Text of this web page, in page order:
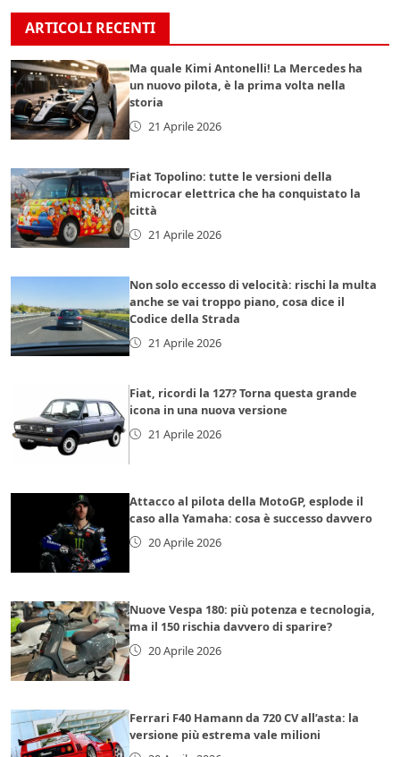
ARTICOLI RECENTI
Ma quale Kimi Antonelli! La Mercedes ha
un nuovo pilota, è la prima volta nella
storia
21 Aprile 2026
Fiat Topolino: tutte le versioni della
microcar elettrica che ha conquistato la
città
21 Aprile 2026
Non solo eccesso di velocità: rischi la multa
anche se vai troppo piano, cosa dice il
Codice della Strada
21 Aprile 2026
Fiat, ricordi la 127? Torna questa grande
icona in una nuova versione
21 Aprile 2026
Attacco al pilota della MotoGP, esplode il
caso alla Yamaha: cosa è successo davvero
20 Aprile 2026
Nuove Vespa 180: più potenza e tecnologia,
ma il 150 rischia davvero di sparire?
20 Aprile 2026
Ferrari F40 Hamann da 720 CV all’asta: la
versione più estrema vale milioni